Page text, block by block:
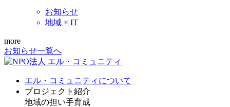
お知らせ
地域 × IT
more
お知らせ一覧へ
エル・コミュニティについて
プロジェクト紹介
地域の担い手育成